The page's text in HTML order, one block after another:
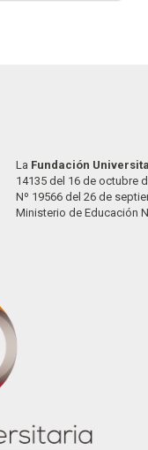
La Fundación
14135 del 16 de octubre
Nº 19566 del 26 de
Ministerio de Educación